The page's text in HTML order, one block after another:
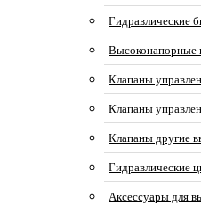
Гидравлические
Высоконапорные
Клапаны
Клапаны
Клапаны другие
Гидравлические
Аксессуары для